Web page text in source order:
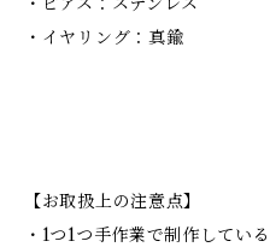
・イヤリング：真鍮
【お取扱上の注意点】
・1つ1つ手作業で制作してい